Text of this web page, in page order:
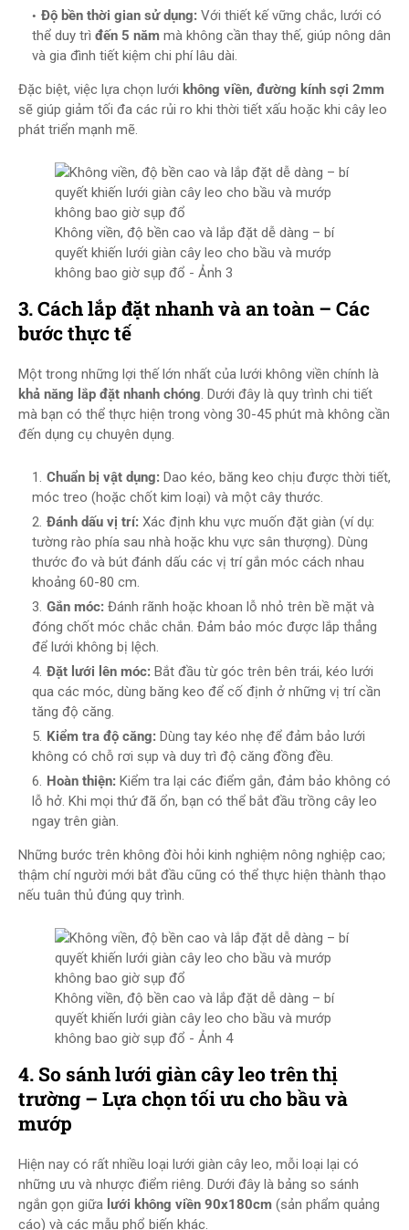
Độ bền thời gian sử dụng: Với thiết kế vững chắc, lưới có
thể duy trì đến 5 năm mà không cần thay thế, giúp nông dân
và gia đình tiết kiệm chi phí lâu dài.
Đặc biệt, việc lựa chọn lưới không viền, đường kính sợi 2mm
sẽ giúp giảm tối đa các rủi ro khi thời tiết xấu hoặc khi cây leo
phát triển mạnh mẽ.
Không viền, độ bền cao và lắp đặt dễ dàng – bí
quyết khiến lưới giàn cây leo cho bầu và mướp
không bao giờ sụp đổ - Ảnh 3
3. Cách lắp đặt nhanh và an toàn – Các
bước thực tế
Một trong những lợi thế lớn nhất của lưới không viền chính là
khả năng lắp đặt nhanh chóng. Dưới đây là quy trình chi tiết
mà bạn có thể thực hiện trong vòng 30-45 phút mà không cần
đến dụng cụ chuyên dụng.
Chuẩn bị vật dụng: Dao kéo, băng keo chịu được thời tiết,
móc treo (hoặc chốt kim loại) và một cây thước.
Đánh dấu vị trí: Xác định khu vực muốn đặt giàn (ví dụ:
tường rào phía sau nhà hoặc khu vực sân thượng). Dùng
thước đo và bút đánh dấu các vị trí gắn móc cách nhau
khoảng 60-80 cm.
Gắn móc: Đánh rãnh hoặc khoan lỗ nhỏ trên bề mặt và
đóng chốt móc chắc chắn. Đảm bảo móc được lắp thẳng
để lưới không bị lệch.
Đặt lưới lên móc: Bắt đầu từ góc trên bên trái, kéo lưới
qua các móc, dùng băng keo để cố định ở những vị trí cần
tăng độ căng.
Kiểm tra độ căng: Dùng tay kéo nhẹ để đảm bảo lưới
không có chỗ rơi sụp và duy trì độ căng đồng đều.
Hoàn thiện: Kiểm tra lại các điểm gắn, đảm bảo không có
lỗ hở. Khi mọi thứ đã ổn, bạn có thể bắt đầu trồng cây leo
ngay trên giàn.
Những bước trên không đòi hỏi kinh nghiệm nông nghiệp cao;
thậm chí người mới bắt đầu cũng có thể thực hiện thành thạo
nếu tuân thủ đúng quy trình.
Không viền, độ bền cao và lắp đặt dễ dàng – bí
quyết khiến lưới giàn cây leo cho bầu và mướp
không bao giờ sụp đổ - Ảnh 4
4. So sánh lưới giàn cây leo trên thị
trường – Lựa chọn tối ưu cho bầu và
mướp
Hiện nay có rất nhiều loại lưới giàn cây leo, mỗi loại lại có
những ưu và nhược điểm riêng. Dưới đây là bảng so sánh
ngắn gọn giữa lưới không viền 90x180cm (sản phẩm quảng
cáo) và các mẫu phổ biến khác.